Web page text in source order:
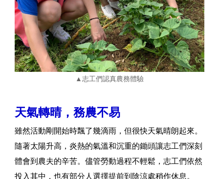
▲志工們認真農務體驗
天氣轉晴，務農不易
雖然活動剛開始時飄了幾滴雨，但很快天氣晴朗起來。
隨著太陽升高，炎熱的氣溫和沉重的鋤頭讓志工們深刻
體會到農夫的辛苦。儘管勞動過程不輕鬆，志工們依然
投入其中，也有部分人選擇提前到陰涼處稍作休息。